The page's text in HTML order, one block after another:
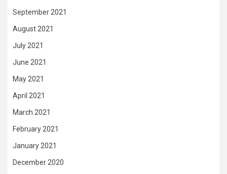
September 2021
August 2021
July 2021
June 2021
May 2021
April 2021
March 2021
February 2021
January 2021
December 2020